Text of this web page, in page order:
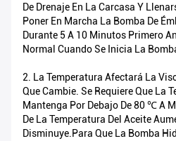
De Drenaje En La Carcasa Y
Poner En Marcha La Bomba De
Durante 5 A 10 Minutos Primero
Normal Cuando Se Inicia La
2. La Temperatura Afectará La
Que Cambie. Se Requiere Que La
Mantenga Por Debajo De 80 ℃ A
De La Temperatura Del Aceite
Disminuye.Para Que La Bomba